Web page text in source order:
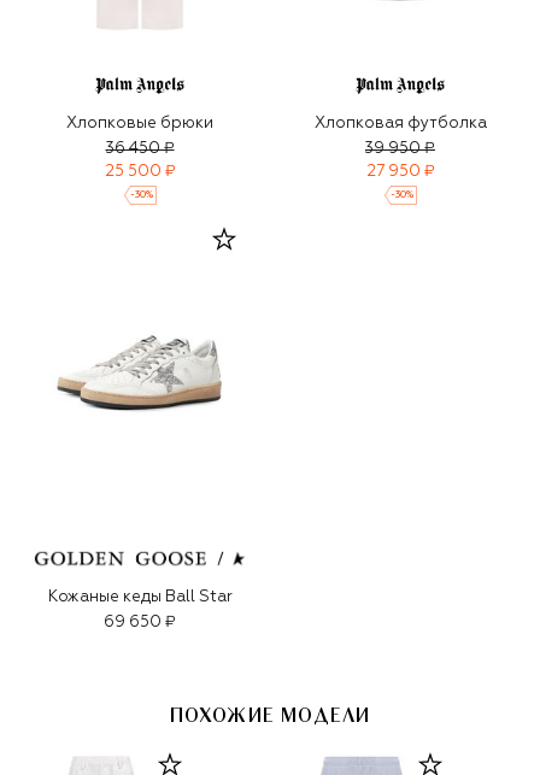
Хлопковые брюки
36 450 ₽
25 500 ₽
-30%
Хлопковая футболка
39 950 ₽
27 950 ₽
-30%
Кожаные кеды Ball Star
69 650 ₽
ПОХОЖИЕ МОДЕЛИ